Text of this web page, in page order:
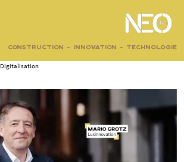
CONSTRUCTION - INNOVATION - TECHNOLOGIE
Digitalisation